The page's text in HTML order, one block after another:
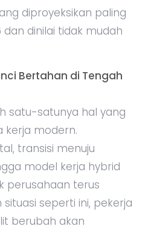
diproyeksikan paling
dinilai tidak mudah
Bertahan di Tengah
satu-satunya hal yang
kerja modern.
transisi menuju
model kerja hybrid
perusahaan terus
seperti ini, pekerja
berubah akan